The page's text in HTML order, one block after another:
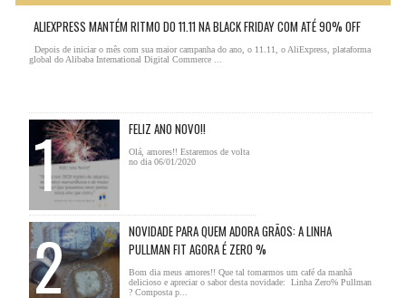
ALIEXPRESS MANTÉM RITMO DO 11.11 NA BLACK FRIDAY COM ATÉ 90% OFF
Depois de iniciar o mês com sua maior campanha do ano, o 11.11, o AliExpress, plataforma
global do Alibaba International Digital Commerce ...
FELIZ ANO NOVO!!
Olá, amores!! Estaremos de volta
no dia 06/01/2020
NOVIDADE PARA QUEM ADORA GRÃOS: A LINHA
PULLMAN FIT AGORA É ZERO %
Bom dia meus amores!! Que tal tomarmos um café da manhã
delicioso e apreciar o sabor desta novidade: Linha Zero% Pullman
? Composta p...